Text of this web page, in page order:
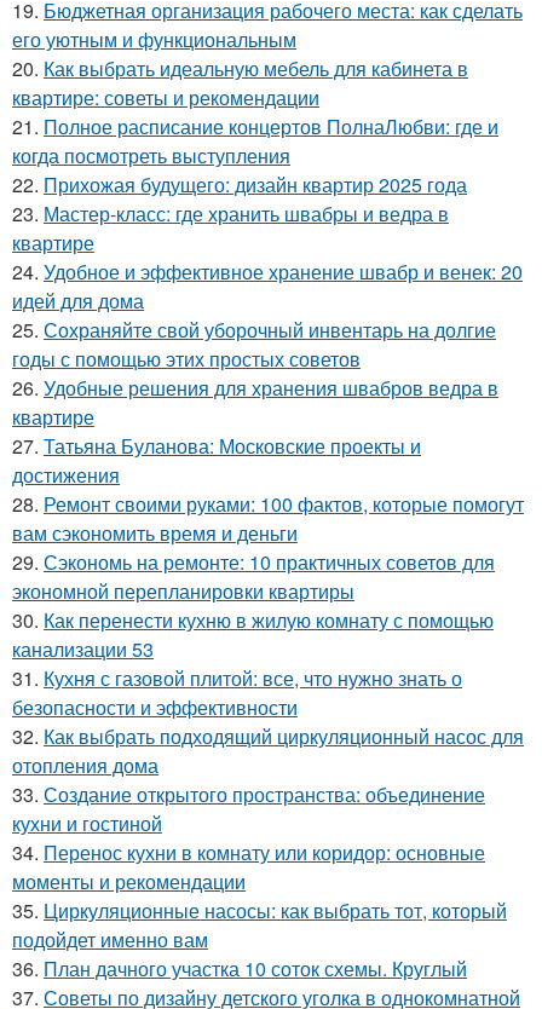
19. Бюджетная организация рабочего места: как сделать
его уютным и функциональным
20. Как выбрать идеальную мебель для кабинета в
квартире: советы и рекомендации
21. Полное расписание концертов ПолнаЛюбви: где и
когда посмотреть выступления
22. Прихожая будущего: дизайн квартир 2025 года
23. Мастер-класс: где хранить швабры и ведра в
квартире
24. Удобное и эффективное хранение швабр и венек: 20
идей для дома
25. Сохраняйте свой уборочный инвентарь на долгие
годы с помощью этих простых советов
26. Удобные решения для хранения швабров ведра в
квартире
27. Татьяна Буланова: Московские проекты и
достижения
28. Ремонт своими руками: 100 фактов, которые помогут
вам сэкономить время и деньги
29. Сэкономь на ремонте: 10 практичных советов для
экономной перепланировки квартиры
30. Как перенести кухню в жилую комнату с помощью
канализации 53
31. Кухня с газовой плитой: все, что нужно знать о
безопасности и эффективности
32. Как выбрать подходящий циркуляционный насос для
отопления дома
33. Создание открытого пространства: объединение
кухни и гостиной
34. Перенос кухни в комнату или коридор: основные
моменты и рекомендации
35. Циркуляционные насосы: как выбрать тот, который
подойдет именно вам
36. План дачного участка 10 соток схемы. Круглый
37. Советы по дизайну детского уголка в однокомнатной